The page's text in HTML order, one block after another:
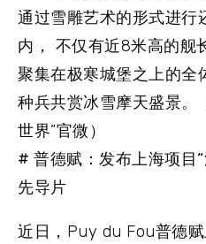
通过雪雕艺术的形式进行
内， 不仅有近8米高的舰
聚集在极寒城堡之上的全
种兵共赏冰雪摩天盛景。
世界”官微）
# 普德赋：发布上海项目
先导片
近日，Puy du Fou普德